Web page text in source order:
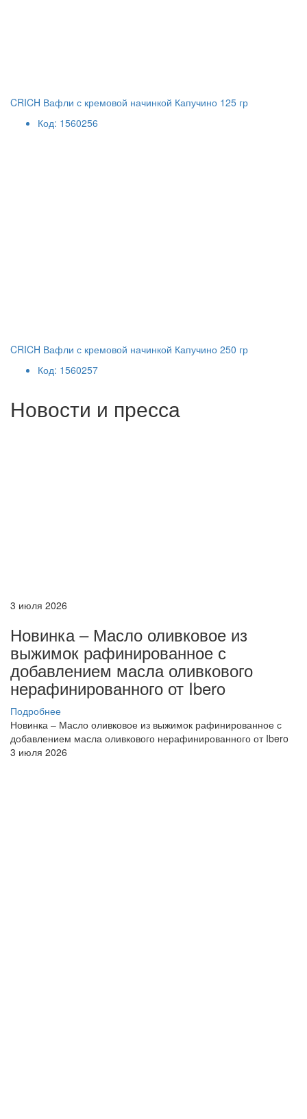
CRICH Вафли с кремовой начинкой Капучино 125 гр
Код: 1560256
CRICH Вафли с кремовой начинкой Капучино 250 гр
Код: 1560257
Новости и пресса
3 июля 2026
Новинка – Масло оливковое из
выжимок рафинированное с
добавлением масла оливкового
нерафинированного от Ibero
Подробнее
Новинка – Масло оливковое из выжимок рафинированное с
добавлением масла оливкового нерафинированного от Ibero
3 июля 2026